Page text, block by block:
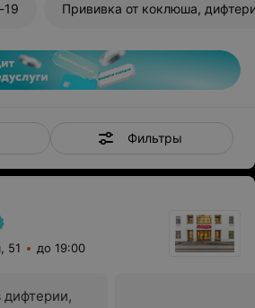
19
Фильтры
51 до 19:00
дифтерии,